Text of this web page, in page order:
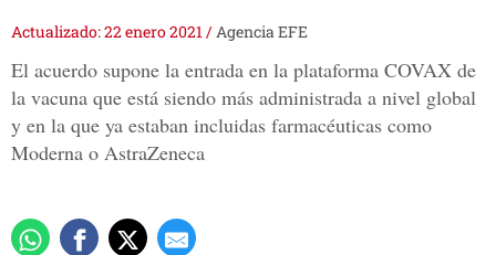
Actualizado: 22 enero 2021/Agencia EFE
El acuerdo supone la entrada en la plataforma COVAX de
la vacuna que está siendo más administrada a nivel global
y en la que ya estaban incluidas farmacéuticas como
Moderna o AstraZeneca